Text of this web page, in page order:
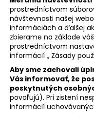
prostredníctvom
návštevnosti našej
informáciách a ďalšej
zbierame na základe
prostredníctvom
informácií „ Zásady
Aby sme zachovali
Vás informovať, že
poskytnutých
povoľujú). Pri zistení
informácií